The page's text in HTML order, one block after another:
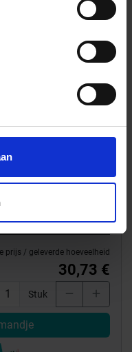
prijs / geleverde hoeveelheid
30,73 €
Stuk